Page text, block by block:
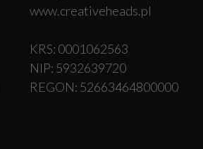
www.creativeheads.pl
KRS: 0001062563
NIP: 5932639720
REGON: 52663464800000